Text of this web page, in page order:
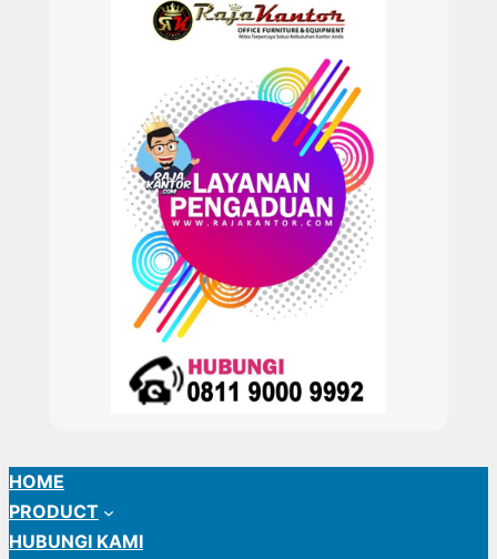
HOME
PRODUCT
HUBUNGI KAMI